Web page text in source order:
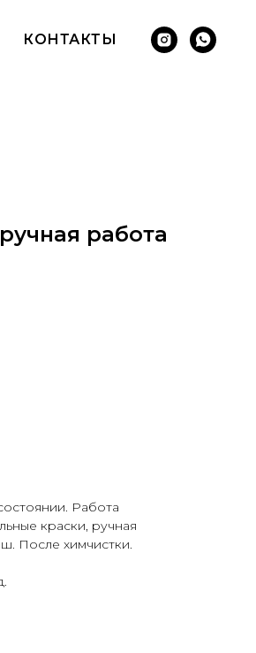
КОНТАКТЫ
работа
Работа
краски, ручная
После химчистки.